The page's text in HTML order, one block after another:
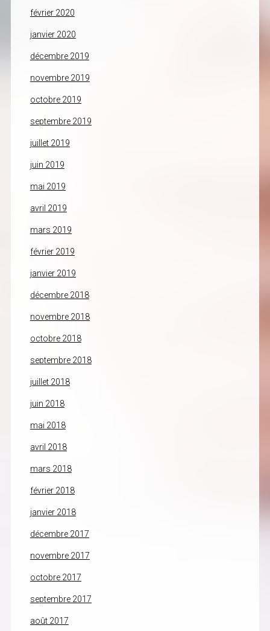
février 2020
janvier 2020
décembre 2019
novembre 2019
octobre 2019
septembre 2019
juillet 2019
juin 2019
mai 2019
avril 2019
mars 2019
février 2019
janvier 2019
décembre 2018
novembre 2018
octobre 2018
septembre 2018
juillet 2018
juin 2018
mai 2018
avril 2018
mars 2018
février 2018
janvier 2018
décembre 2017
novembre 2017
octobre 2017
septembre 2017
août 2017